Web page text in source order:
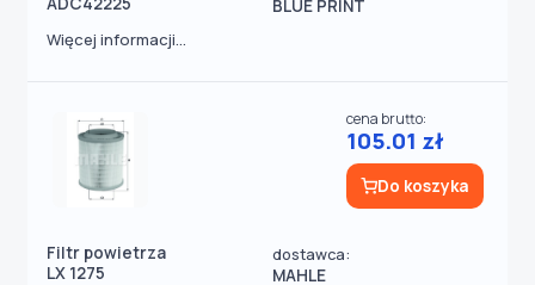
BLUE PRINT
Więcej informacji...
Filtr powietrza
LX 1275
dostawca:
MAHLE
cena brutto:
105.01 zł
Do koszyka